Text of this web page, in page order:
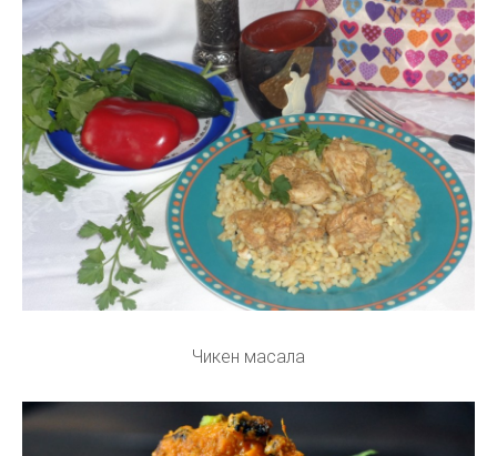
Чикен масала